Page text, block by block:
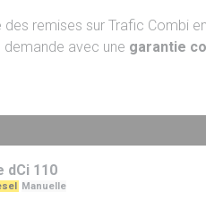
remises sur Trafic Combi
avec une garantie
dCi 110
Manuelle